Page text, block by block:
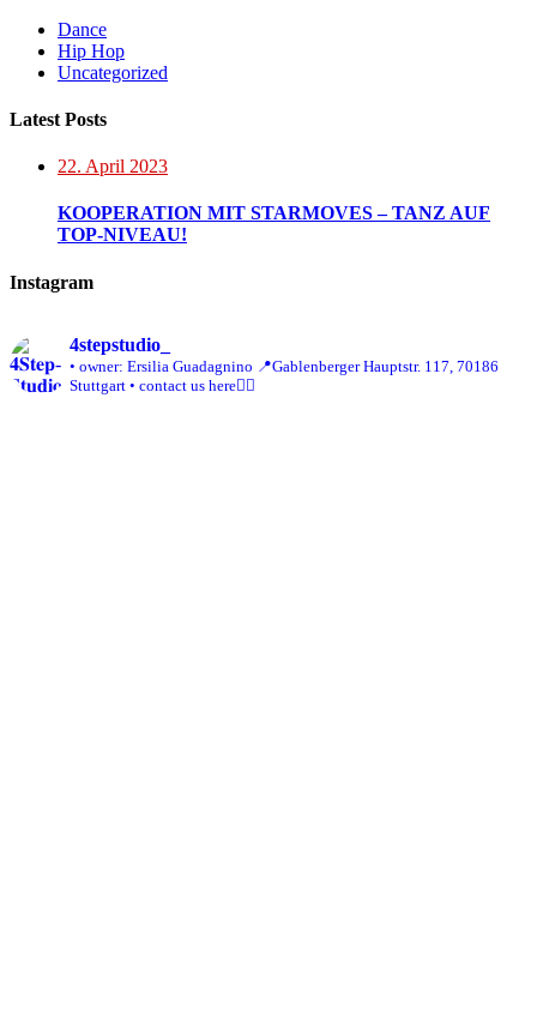
Dance
Hip Hop
Uncategorized
Latest Posts
22. April 2023
KOOPERATION MIT STARMOVES – TANZ AUF
TOP-NIVEAU!
Instagram
4stepstudio_
• owner: Ersilia Guadagnino 📍Gablenberger Hauptstr. 117, 70186
Stuttgart • contact us here👇🏼